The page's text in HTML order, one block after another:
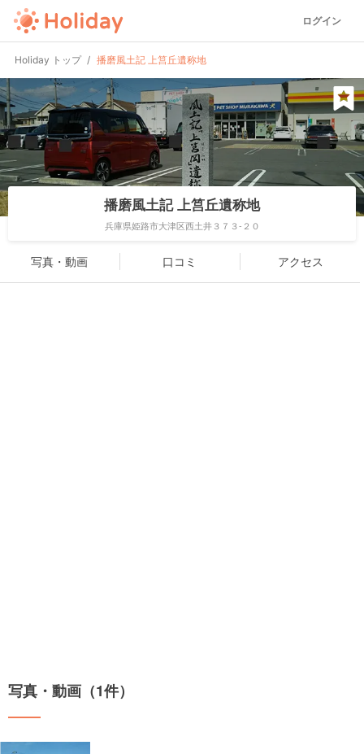
ログイン
Holiday トップ 播磨風土記 上筥丘遺称地
播磨風土記 上筥丘遺称地
兵庫県姫路市大津区西土井３７３-２０
写真・動画 口コミ アクセス
写真・動画（1件）